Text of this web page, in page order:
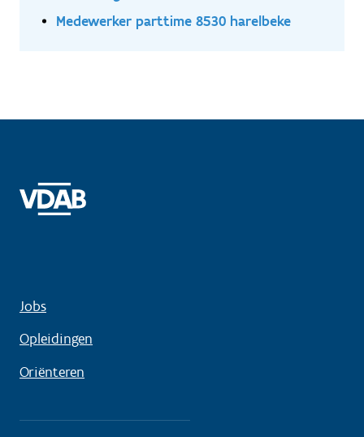
Medewerker parttime 8530 harelbeke
Jobs
Opleidingen
Oriënteren